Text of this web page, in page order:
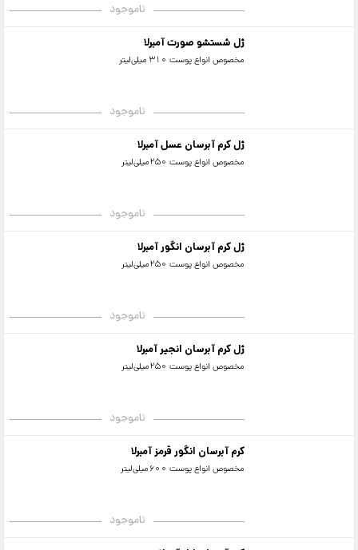
ناموجود
ژل شستشو صورت آمبرلا
مخصوص انواع پوست 310 میلی‌لیتر
ناموجود
ژل کرم آبرسان عسل آمبرلا
مخصوص انواع پوست 250میلی‌لیتر
ناموجود
ژل کرم آبرسان انگور آمبرلا
مخصوص انواع پوست 250میلی‌لیتر
ناموجود
ژل کرم آبرسان انجیر آمبرلا
مخصوص انواع پوست 250میلی‌لیتر
ناموجود
کرم آبرسان انگور قرمز آمبرلا
مخصوص انواع پوست 600میلی‌لیتر
ناموجود